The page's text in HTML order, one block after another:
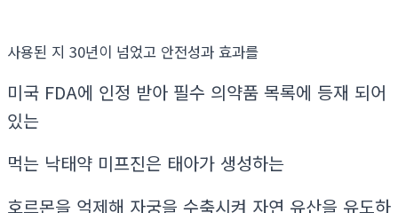
사용된 지 30년이 넘었고 안전성과 효과를
미국 FDA에 인정 받아 필수 의약품 목록에 등재 되어
있는
먹는 낙태약 미프진은 태아가 생성하는
호르몬을 억제해 자궁을 수축시켜 자연 유산을 유도하